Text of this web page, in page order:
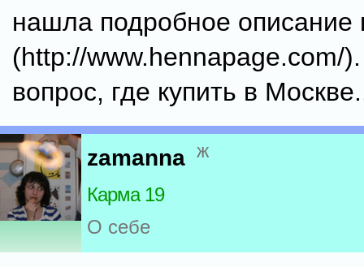
нашла подробное описание
(http://www.hennapage.com/
вопрос, где купить в
zamanna ж
Карма 19
О себе